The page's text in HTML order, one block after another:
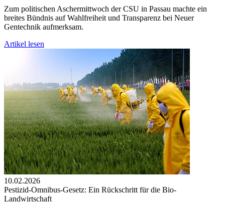
Zum politischen Aschermittwoch der CSU in Passau machte ein
breites Bündnis auf Wahlfreiheit und Transparenz bei Neuer
Gentechnik aufmerksam.
Artikel lesen
10.02.2026
Pestizid-Omnibus-Gesetz: Ein Rückschritt für die Bio-
Landwirtschaft